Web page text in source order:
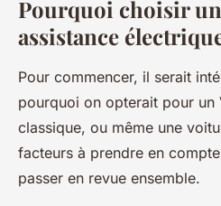
Pourquoi choisir
assistance
Pour commencer, il serait
pourquoi on opterait pour un
classique, ou même une
facteurs à prendre en
passer en revue ensemble.